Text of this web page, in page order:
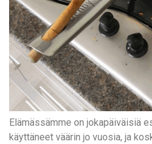
Elämässämme on jokapäiväisiä
käyttäneet väärin jo vuosia, ja